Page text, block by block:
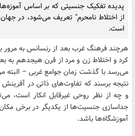
پدیده تفکیک جنسیتی که بر اساس
از اختلاط نامحرم" تعریف می‌شود، در جهان
است.
هرچند فرهنگ غرب بعد از رنسانس به
کرد و اختلاط زن و مرد از قرن هیجدهم به
می‌رسد با گذشت زمان جوامع غربی – البته
نتیجه برسند که تفاوت‌های ذاتی در
و چه از نظر روحی غیرقابل انکار است،
جداسازی جنسیت‌ها از یکدیگر در برخی
آموزشگاه‌ها باشد.